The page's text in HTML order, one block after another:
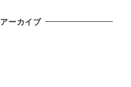
アーカイブ